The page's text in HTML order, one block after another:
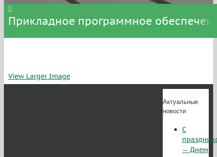
Прикладное программное
View Larger Image
Актуальные
новости
С
— Днем